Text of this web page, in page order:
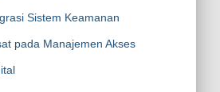
Sistem Keamanan
pada Manajemen Akses